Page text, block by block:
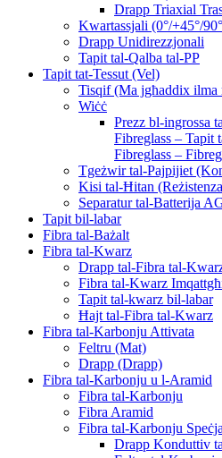
Drapp Triaxial
Kwartassjali (0°/+45°/
Drapp Unidirezzjonali
Tapit tal-Qalba tal-PP
Tapit tat-Tessut (Vel)
Tisqif (Ma jgħaddix ilma
Wiċċ
Prezz bl-ingrossa
Fibreglass – Tapit
Fibreglass –
Tgeżwir tal-Pajpijiet
Kisi tal-Ħitan
Separatur tal-Batterija
Tapit bil-labar
Fibra tal-Bażalt
Fibra tal-Kwarz
Drapp tal-Fibra tal-
Fibra tal-Kwarz
Tapit tal-kwarz bil-labar
Ħajt tal-Fibra tal-Kwarz
Fibra tal-Karbonju Attivata
Feltru (Mat)
Drapp (Drapp)
Fibra tal-Karbonju u l-Aramid
Fibra tal-Karbonju
Fibra Aramid
Fibra tal-Karbonju
Drapp Konduttiv